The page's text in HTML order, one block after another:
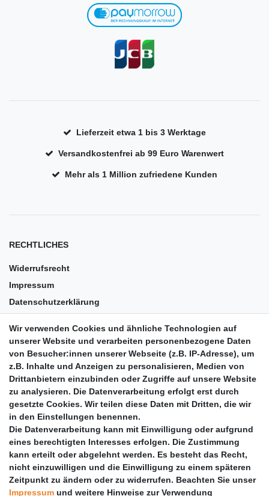
Lieferzeit etwa 1 bis 3 Werktage
Versandkostenfrei ab 99 Euro Warenwert
Mehr als 1 Million zufriedene Kunden
RECHTLICHES
Widerrufsrecht
Impressum
Datenschutzerklärung
Barrierefreiheit
Anleitungen
Vertrag widerrufen
PARTNER
DHL
GLS
PaketPLUS
Wir verwenden Cookies und ähnliche Technologien auf
unserer Website und verarbeiten personenbezogene Daten
von Besucher:innen unserer Webseite (z.B. IP-Adresse), um
z.B. Inhalte und Anzeigen zu personalisieren, Medien von
Drittanbietern einzubinden oder Zugriffe auf unsere Website
zu analysieren. Die Datenverarbeitung erfolgt erst durch
gesetzte Cookies. Wir teilen diese Daten mit Dritten, die wir
in den Einstellungen benennen.
Die Datenverarbeitung kann mit Einwilligung oder aufgrund
eines berechtigten Interesses erfolgen. Die Zustimmung
kann erteilt oder abgelehnt werden. Es besteht das Recht,
nicht einzuwilligen und die Einwilligung zu einem späteren
Zeitpunkt zu ändern oder zu widerrufen. Beachten Sie unser
Impressum und weitere Hinweise zur Verwendung